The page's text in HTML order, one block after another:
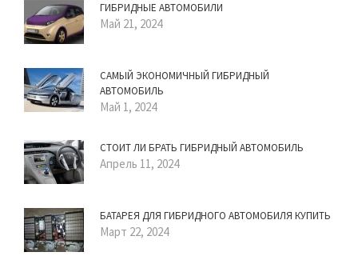
ГИБРИДНЫЕ АВТОМОБИЛИ
Май 21, 2024
САМЫЙ ЭКОНОМИЧНЫЙ ГИБРИДНЫЙ
АВТОМОБИЛЬ
Май 1, 2024
СТОИТ ЛИ БРАТЬ ГИБРИДНЫЙ АВТОМОБИЛЬ
Апрель 11, 2024
БАТАРЕЯ ДЛЯ ГИБРИДНОГО АВТОМОБИЛЯ КУПИТЬ
Март 22, 2024